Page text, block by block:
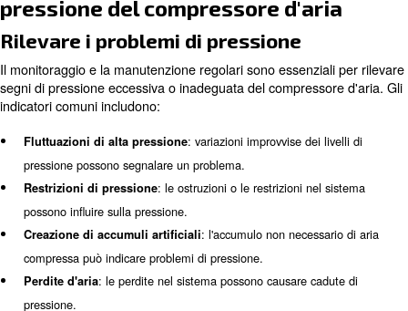
produttività complessiva.
Bassa pressione
Anche il funzionamento di un compressore d'aria a una
troppo bassa può causare problemi:
Potenza insufficiente: la bassa pressione potrebbe non
potenza sufficiente per il corretto funzionamento di
Maggiore usura: il compressore può funzionare più a
compensare la bassa pressione, aumentando l'usura.
Efficienza ridotta